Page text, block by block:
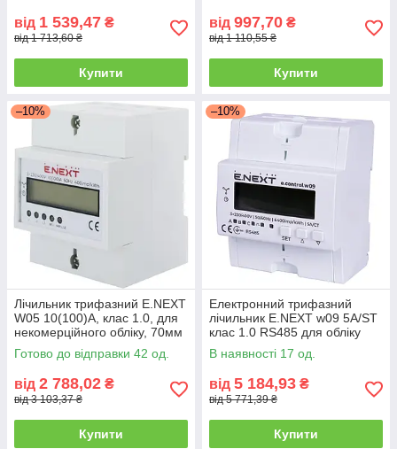
від 1 539,47 ₴
від 1 713,60 ₴
Купити
від 997,70 ₴
від 1 110,55 ₴
Купити
–10%
Лічильник трифазний E.NEXT
W05 10(100)А, клас 1.0, для
некомерційного обліку, 70мм
Готово до відправки 42 од.
від 2 788,02 ₴
від 3 103,37 ₴
Купити
–10%
Електронний трифазний
лічильник E.NEXT w09 5A/ST
клас 1.0 RS485 для обліку
електроенергії
В наявності 17 од.
від 5 184,93 ₴
від 5 771,39 ₴
Купити